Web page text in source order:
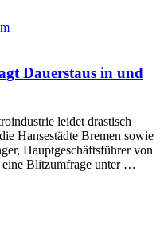
Dauerstaus in und
leidet drastisch
Hansestädte Bremen sowie
Hauptgeschäftsführer von
Blitzumfrage unter …